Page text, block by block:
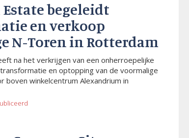
Estate begeleidt
en verkoop
N-Toren in Rotterdam
na het verkrijgen van een onherroepelijke
en optopping van de voormalige
boven winkelcentrum Alexandrium in